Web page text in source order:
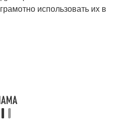
использовать их в